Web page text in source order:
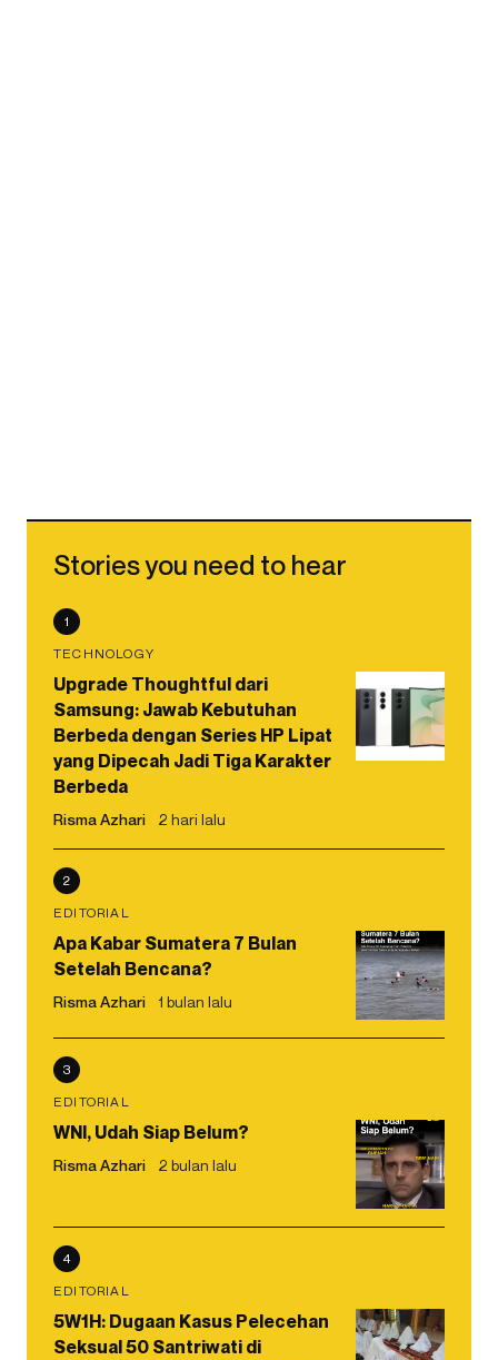
Stories you need to hear
1
TECHNOLOGY
Upgrade Thoughtful dari
Samsung: Jawab Kebutuhan
Berbeda dengan Series HP Lipat
yang Dipecah Jadi Tiga Karakter
Berbeda
Risma Azhari 2 hari lalu
2
EDITORIAL
Apa Kabar Sumatera 7 Bulan
Setelah Bencana?
Risma Azhari 1 bulan lalu
3
EDITORIAL
WNI, Udah Siap Belum?
Risma Azhari 2 bulan lalu
4
EDITORIAL
5W1H: Dugaan Kasus Pelecehan
Seksual 50 Santriwati di